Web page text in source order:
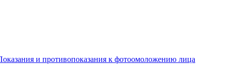
и противопоказания к фотоомоложению лица